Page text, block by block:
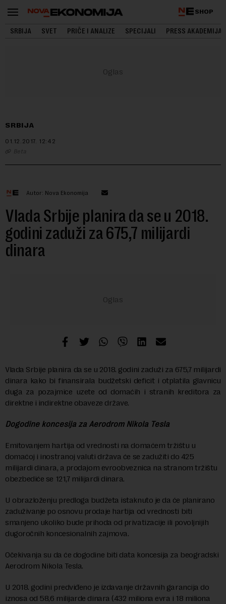
SHOP
SRBIJA SVET PRIČE I ANALIZE SPECIJALI PRESS AKADEMIJA
SRBIJA
01.12.2017. 12:42
Beta
Autor: Nova Ekonomija
Vlada Srbije planira da se u 2018.
godini zaduži za 675,7 milijardi
dinara
Vlada Srbije planira da se u 2018. godini zaduži za 675,7 milijardi
dinara kako bi finansirala budžetski deficit i otplatila glavnicu
duga za pozajmice uzete od domaćih i stranih kreditora za
direktne i indirektne obaveze države.
Dogodine koncesija za Aerodrom Nikola Tesla
Emitovanjem hartija od vrednosti na domaćem tržištu u
domaćoj i inostranoj valuti država će se zadužiti do 425
milijardi dinara, a prodajom evroobveznica na stranom tržištu
obezbediće se 121,7 milijardi dinara.
U obrazloženju predloga budžeta istaknuto je da će planirano
zaduživanje po osnovu prodaje hartija od vrednosti biti
smanjeno ukoliko bude prihoda od privatizacije ili povoljnijih
dugoročnih koncesionalnih zajmova.
Očekivanja su da će dogodine biti data koncesija za beogradski
Aerodrom Nikola Tesla.
U 2018. godini predviđeno je izdavanje državnih garancija do
iznosa od 58,6 milijarde dinara (432 miliona evra i 18 miliona